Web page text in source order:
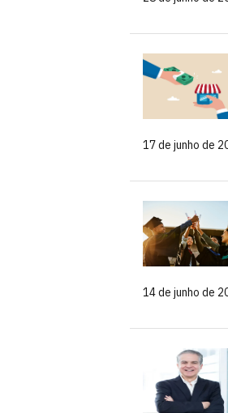
17 de junho de
14 de junho de